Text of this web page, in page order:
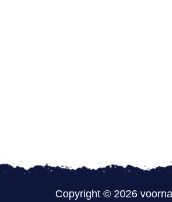
Copyright © 2026